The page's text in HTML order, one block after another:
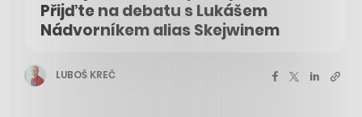
Přijďte na debatu s Lukášem
Nádvorníkem alias Skejwinem
LUBOŠ KREČ